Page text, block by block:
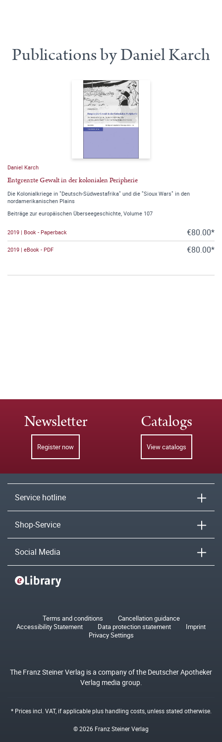
Publications by Daniel Karch
Daniel Karch
Entgrenzte Gewalt in der kolonialen Peripherie
Die Kolonialkriege in "Deutsch-Südwestafrika" und die "Sioux Wars" in den
nordamerikanischen Plains
Beiträge zur europäischen Überseegeschichte, Volume 107
2019 | Book - Paperback €80.00*
2019 | eBook - PDF €80.00*
Newsletter
Register now
Catalogs
View catalogs
Service hotline
Shop-Service
Social Media
Terms and conditions
Cancellation guidance
Accessibility Statement
Data protection statement
Imprint
Privacy Settings
The Franz Steiner Verlag is a company of the Deutscher Apotheker
Verlag media group.
* Prices incl. VAT, if applicable plushandling costs, unless stated otherwise.
© 2026 Franz Steiner Verlag